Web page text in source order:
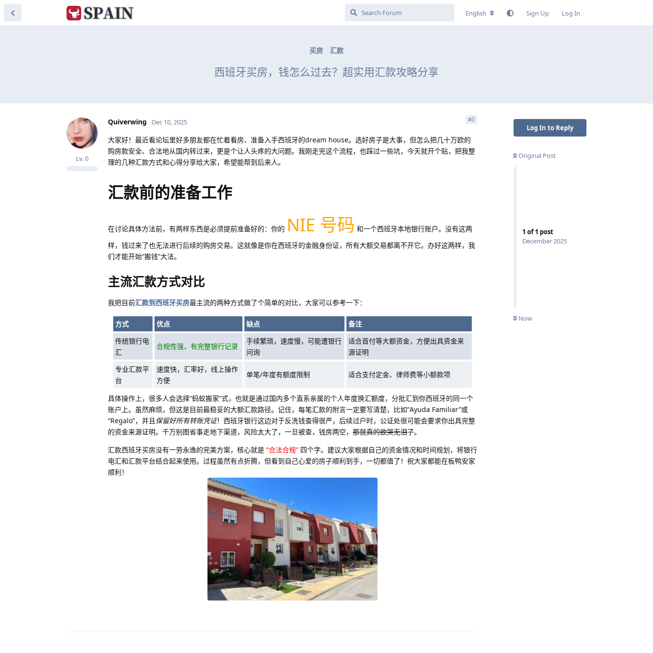
English Sign Up Log In
买房 汇款
西班牙买房，钱怎么过去？超实用汇款攻略分享
Log In to Reply
Original Post
1 of1 post
December 2025
Now
Quiverwing
Lv.0
Dec 10, 2025 #0
大家好！最近看论坛里好多朋友都在忙着看房、准备入手西班牙的dream house。选好房子是大事，但怎么把几十万欧的
购房款安全、合法地从国内转过来，更是个让人头疼的大问题。我刚走完这个流程，也踩过一些坑，今天就开个贴，把我整
理的几种汇款方式和心得分享给大家，希望能帮到后来人。
汇款前的准备工作
在讨论具体方法前，有两样东西是必须提前准备好的：你的 NIE 号码 和一个西班牙本地银行账户。没有这两
样，钱过来了也无法进行后续的购房交易。这就像是你在西班牙的金融身份证，所有大额交易都离不开它。办好这两样，我
们才能开始“搬钱”大法。
主流汇款方式对比
我把目前汇款到西班牙买房最主流的两种方式做了个简单的对比，大家可以参考一下：
方式 优点 缺点
备注
传统银行电
汇
合规性强，有完整银行记录
手续繁琐，速度慢，可能遭银行
问询
适合首付等大额资金，方便出具资金来
源证明
专业汇款平
台
速度快，汇率好，线上操作
方便
单笔/年度有额度限制 适合支付定金、律师费等小额款项
具体操作上，很多人会选择“蚂蚁搬家”式，也就是通过国内多个直系亲属的个人年度换汇额度，分批汇到你西班牙的同一个
账户上。虽然麻烦，但这是目前最稳妥的大额汇款路径。记住，每笔汇款的附言一定要写清楚，比如“Ayuda Familiar”或
“Regalo”，并且 保留好所有转账凭证！西班牙银行这边对于反洗钱查得很严，后续过户时，公证处很可能会要求你出具完整
的资金来源证明。千万别图省事走地下渠道，风险太大了，一旦被查，钱房两空， 那就真的欲哭无泪了。
汇款西班牙买房没有一劳永逸的完美方案，核心就是 “合法合规” 四个字。建议大家根据自己的资金情况和时间规划，将银行
电汇和汇款平台结合起来使用。过程虽然有点折腾，但看到自己心爱的房子顺利到手，一切都值了！祝大家都能在板鸭安家
顺利！